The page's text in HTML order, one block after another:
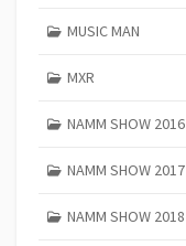
MUSIC MAN
MXR
NAMM SHOW 2016
NAMM SHOW 2017
NAMM SHOW 2018